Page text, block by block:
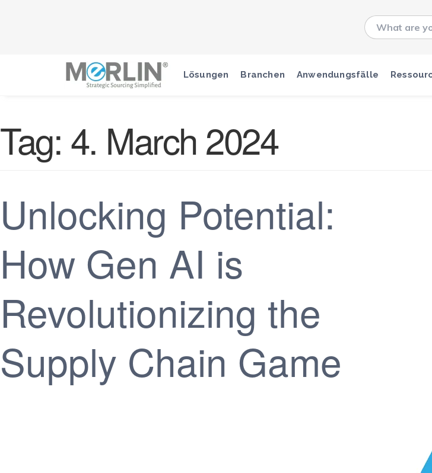
Lösungen Branchen Anwendungsfälle
Tag: 4. March 2024
Unlocking Potential:
How Gen AI is
Revolutionizing the
Supply Chain Game